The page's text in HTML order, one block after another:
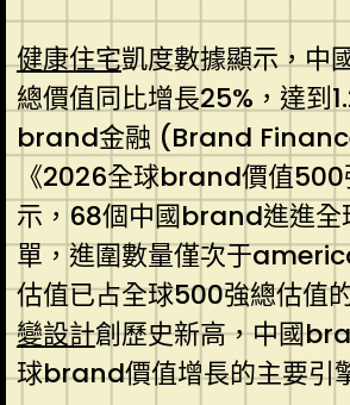
健康住宅凱度數據顯示，中
總價值同比增長25%，達到
brand金融 (Brand
《2026全球brand價值500
示，68個中國brand進進全
單，進圍數量僅次于
估值已占全球500強總估值
變設計創歷史新高，中國
球brand價值增長的主要引